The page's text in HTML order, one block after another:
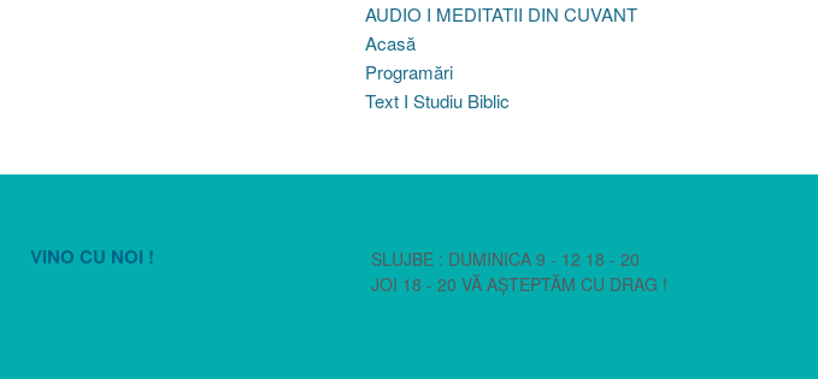
AUDIO I MEDITATII DIN CUVANT
Acasă
Programări
Text I Studiu Biblic
VINO CU NOI !
SLUJBE : DUMINICA 9 - 12 18 - 20
JOI 18 - 20 VĂ AȘTEPTĂM CU DRAG !